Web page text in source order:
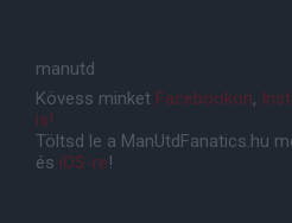
manutd
Kövess minket Facebookon,
is!
Töltsd le a ManUtdFanatics.hu
és iOS-re!